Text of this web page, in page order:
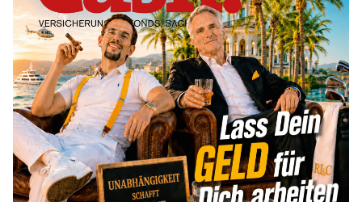
US-Kryptogesetz auf der Kippe:
Drei Streitpunkte bremsen den CLARITY
Act
mehr
Mütterrente III Tabelle: So viel Renten-
Nachzahlung ist pro Kind möglich
mehr